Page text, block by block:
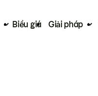
Biểu giá Giải pháp